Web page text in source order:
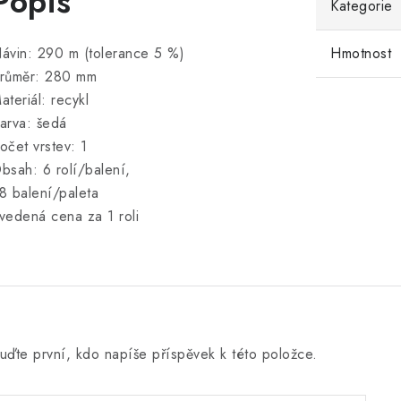
290 m (tolerance 5 %)
280 mm
recykl
šedá
vrstev: 1
6 rolí/balení,
balení/paleta
cena za 1 roli
Kategorie
Hmotnost
první, kdo napíše příspěvek k této položce.